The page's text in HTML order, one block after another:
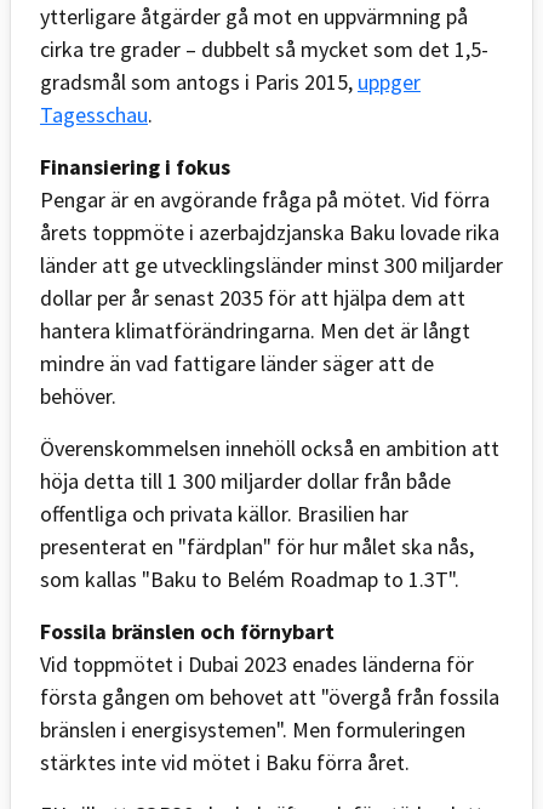
ytterligare åtgärder gå mot en uppvärmning på
cirka tre grader – dubbelt så mycket som det 1,5-
gradsmål som antogs i Paris 2015, uppger
Tagesschau.
Finansiering i fokus
Pengar är en avgörande fråga på mötet. Vid förra
årets toppmöte i azerbajdzjanska Baku lovade rika
länder att ge utvecklingsländer minst 300 miljarder
dollar per år senast 2035 för att hjälpa dem att
hantera klimatförändringarna. Men det är långt
mindre än vad fattigare länder säger att de
behöver.
Överenskommelsen innehöll också en ambition att
höja detta till 1 300 miljarder dollar från både
offentliga och privata källor. Brasilien har
presenterat en "färdplan" för hur målet ska nås,
som kallas "Baku to Belém Roadmap to 1.3T".
Fossila bränslen och förnybart
Vid toppmötet i Dubai 2023 enades länderna för
första gången om behovet att "övergå från fossila
bränslen i energisystemen". Men formuleringen
stärktes inte vid mötet i Baku förra året.